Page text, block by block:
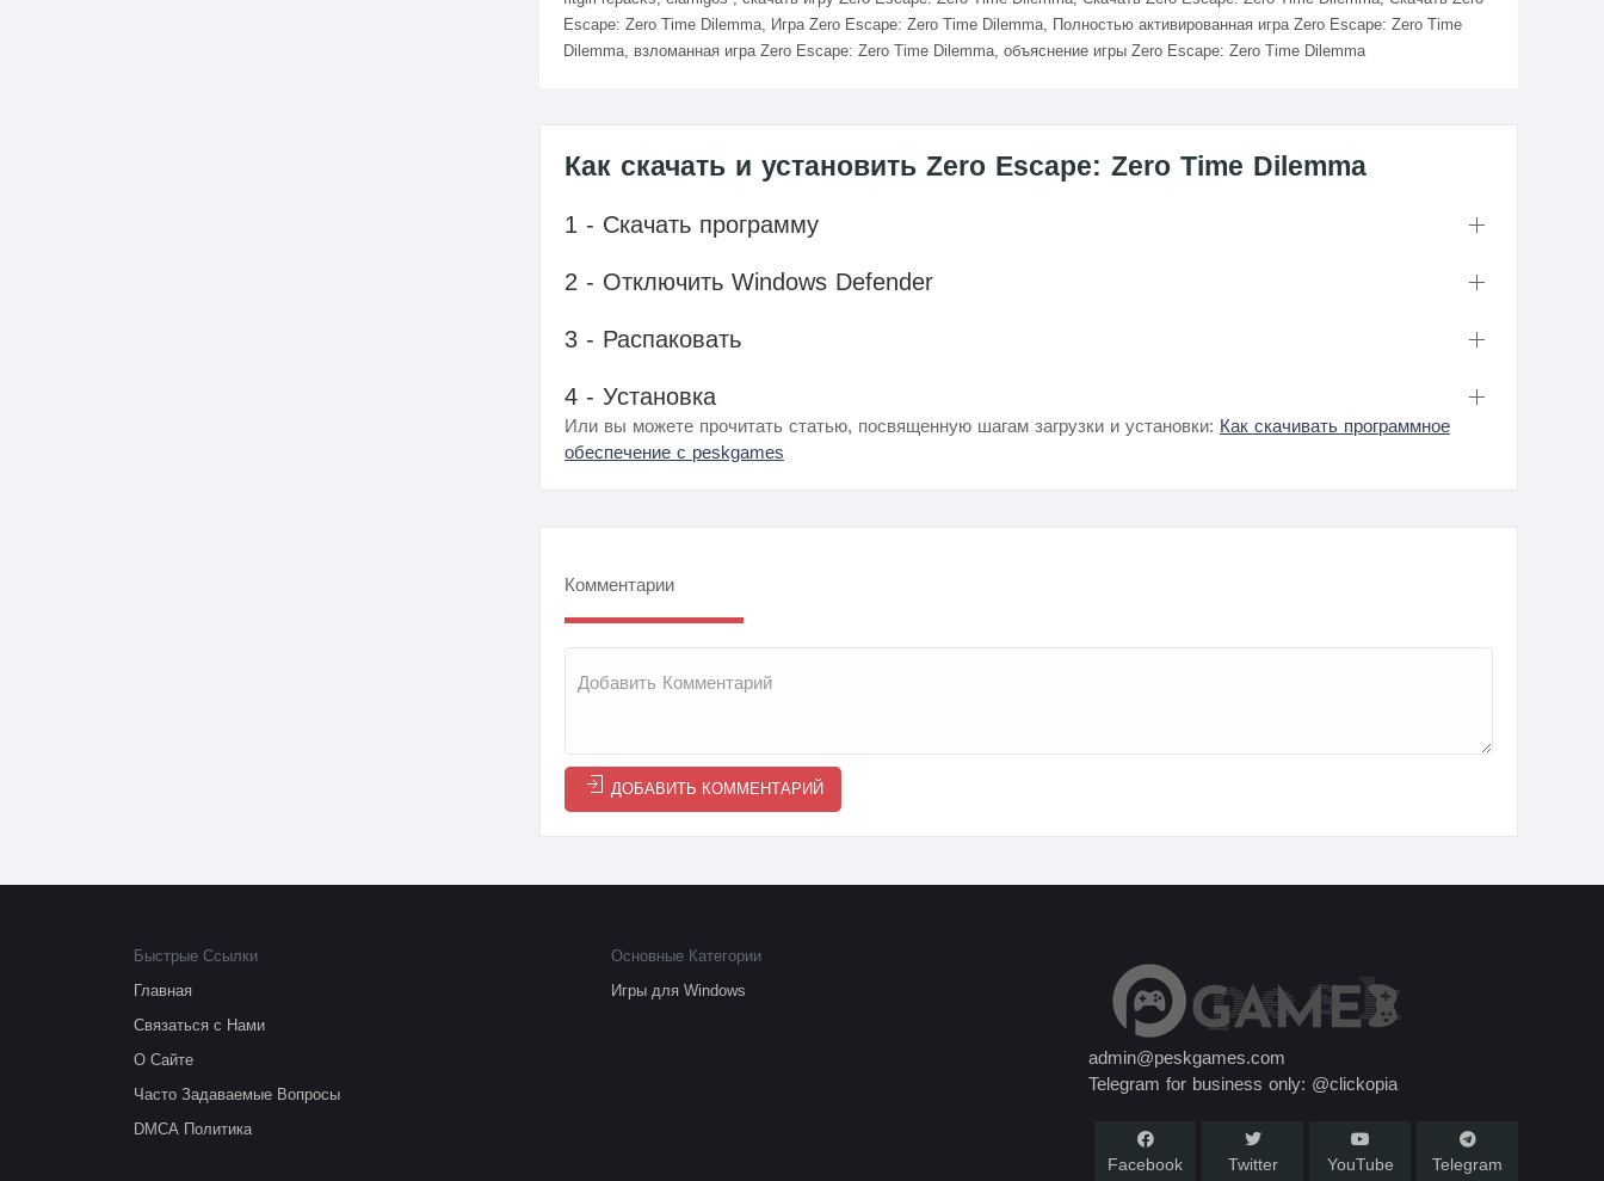
Escape: Zero Time Dilemma, Игра Zero Escape: Zero Time Dilemma, Полностью активированная игра Zero Escape: Zero Time
Dilemma, взломанная игра Zero Escape: Zero Time Dilemma, объяснение игры Zero Escape: Zero Time Dilemma
Как скачать и установить Zero Escape: Zero Time Dilemma
1 - Скачать программу
2 - Отключить Windows Defender
3 - Распаковать
4 - Установка
Или вы можете прочитать статью, посвященную шагам загрузки и установки: Как скачивать программное
обеспечение с peskgames
Комментарии
ДОБАВИТЬ КОММЕНТАРИЙ
Быстрые Ссылки
Главная
Связаться с Нами
О Сайте
Часто Задаваемые Вопросы
DMCA Политика
Основные Категории
Игры для Windows
admin@peskgames.com
Telegram for business only: @clickopia
Facebook Twitter YouTube Telegram